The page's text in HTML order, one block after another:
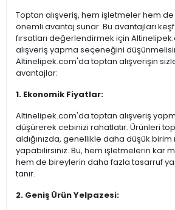
Toptan alışveriş, hem işletmeler hem
önemli avantaj sunar. Bu avantajları
fırsatları değerlendirmek için
alışveriş yapma seçeneğini
Altinelipek.com'da toptan alışverişin
avantajlar:
1. Ekonomik Fiyatlar:
Altinelipek.com'da toptan alışveriş
düşürerek cebinizi rahatlatır. Ürünleri
aldığınızda, genellikle daha düşük
yapabilirsiniz. Bu, hem işletmelerin kar
hem de bireylerin daha fazla tasarruf
tanır.
2. Geniş Ürün Yelpazesi: